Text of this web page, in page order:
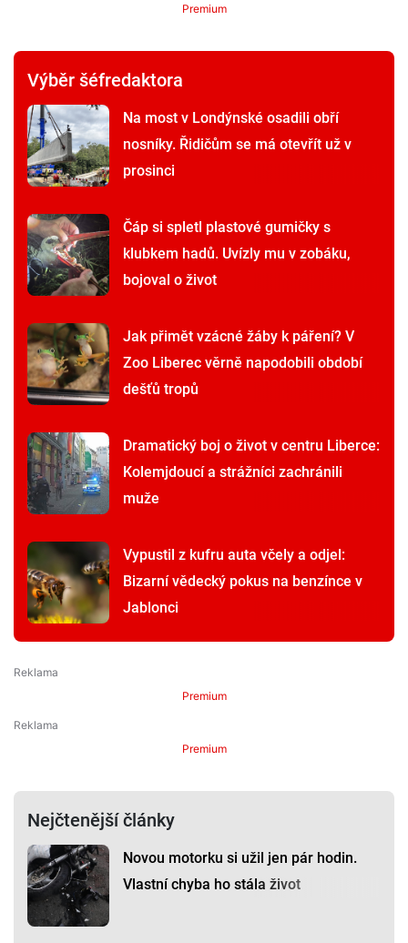
Premium
Výběr šéfredaktora
Na most v Londýnské osadili obří
nosníky. Řidičům se má otevřít už v
prosinci
Čáp si spletl plastové gumičky s
klubkem hadů. Uvízly mu v zobáku,
bojoval o život
Jak přimět vzácné žáby k páření? V
Zoo Liberec věrně napodobili období
dešťů tropů
Dramatický boj o život v centru Liberce:
Kolemjdoucí a strážníci zachránili
muže
Vypustil z kufru auta včely a odjel:
Bizarní vědecký pokus na benzínce v
Jablonci
Premium
Premium
Nejčtenější články
Novou motorku si užil jen pár hodin.
Vlastní chyba ho stála život